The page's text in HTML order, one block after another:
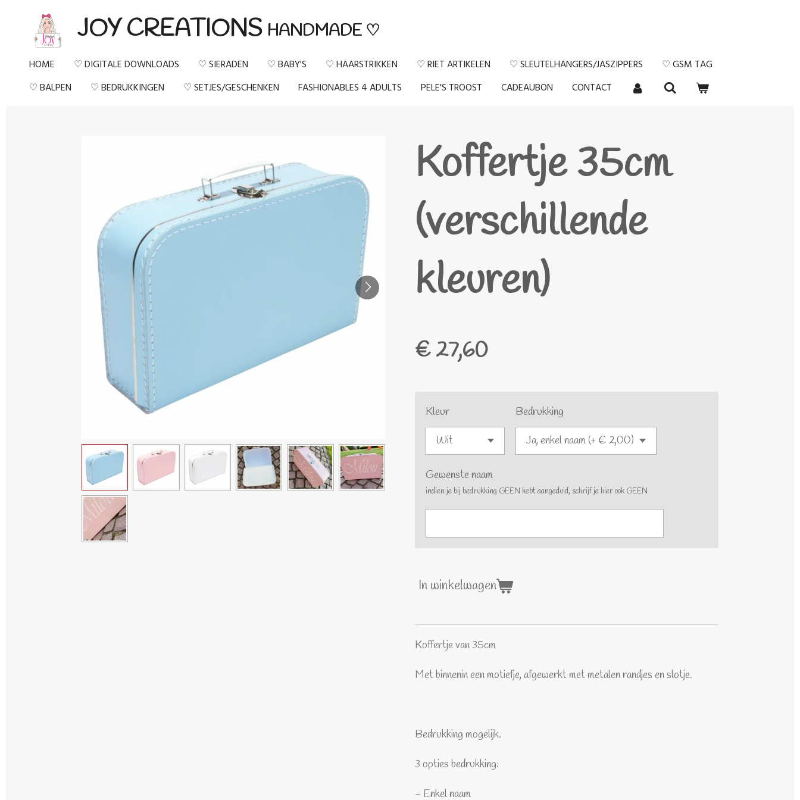
hoofdinhoud
JOY CREATIONS HANDMADE ♡
HOME ♡ DIGITALE DOWNLOADS ♡ SIERADEN ♡ BABY'S ♡ HAARSTRIKKEN ♡ RIET ARTIKELEN ♡ SLEUTELHANGERS/JASZIPPERS
♡ GSM TAG
♡ BALPEN
♡ BEDRUKKINGEN ♡ SETJES/GESCHENKEN FASHIONABLES 4 ADULTS PELE'S TROOST CADEAUBON CONTACT
Koffertje 35cm
(verschillende
kleuren)
€ 27,60
Kleur Bedrukking
Gewenste naam
indien je bij bedrukking GEEN hebt aangeduid, schrijf je hier ook GEEN
In winkelwagen
Koffertje van 35cm
Met binnenin een motiefje, afgewerkt met metalen randjes en slotje.
Bedrukking mogelijk.
3 opties bedrukking:
- Enkel naam